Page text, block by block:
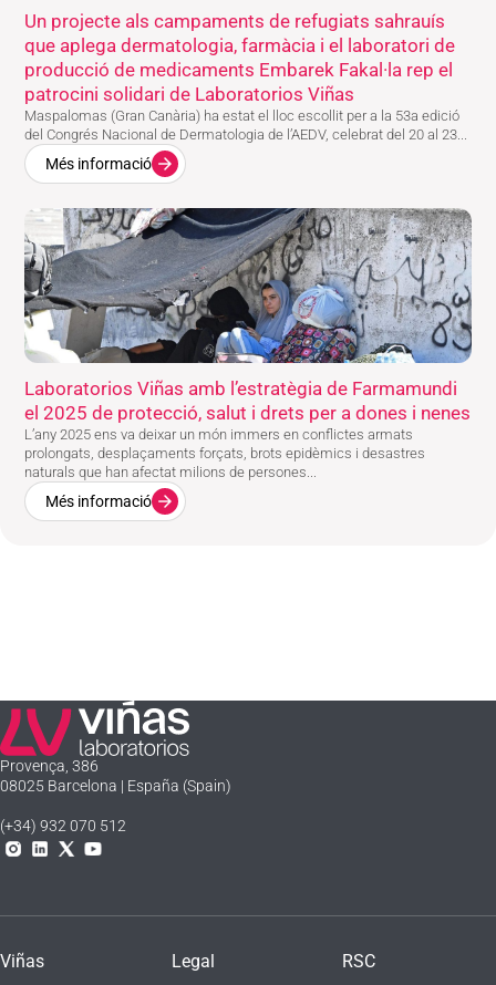
Un projecte als campaments de refugiats sahrauís
que aplega dermatologia, farmàcia i el laboratori de
producció de medicaments Embarek Fakal·la rep el
patrocini solidari de Laboratorios Viñas
Maspalomas (Gran Canària) ha estat el lloc escollit per a la 53a edició
del Congrés Nacional de Dermatologia de l’AEDV, celebrat del 20 al 23...
Més informació
Laboratorios Viñas amb l’estratègia de Farmamundi
el 2025 de protecció, salut i drets per a dones i nenes
L’any 2025 ens va deixar un món immers en conflictes armats
prolongats, desplaçaments forçats, brots epidèmics i desastres
naturals que han afectat milions de persones...
Més informació
Laboratorios Viñas
Provença, 386
08025 Barcelona | España (Spain)
(+34) 932 070 512
Instagram
Linkedln
X YouTube
Viñas Legal RSC